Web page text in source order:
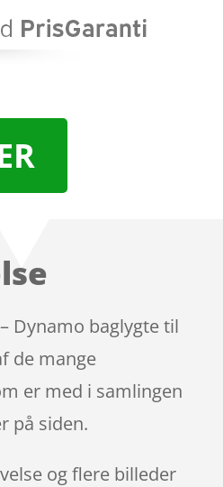
Dynamo baglygte til
de mange
er med i samlingen
på siden.
og flere billeder